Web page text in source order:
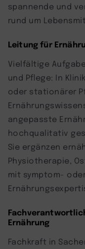
spannende und
rund um
Leitung für
Vielfältige
und Pflege: In
oder stationärer
angepasste
hochqualitativ
Sie ergänzen
Physiotherapie,
mit symptom-
Ernährung
Fachkraft in